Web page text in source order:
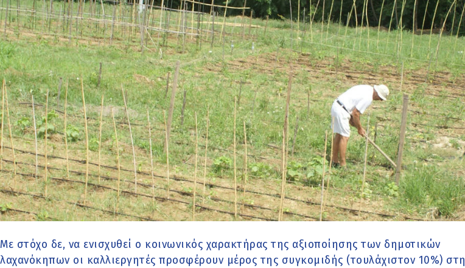
Με στόχο δε, να ενισχυθεί ο κοινωνικός χαρακτήρας της αξιοποίησης των δημοτικών
λαχανόκηπων οι καλλιεργητές προσφέρουν μέρος της συγκομιδής (τουλάχιστον 10%) στη